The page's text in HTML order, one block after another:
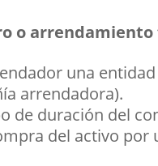
o
una
arrendadora).
de duración del
del activo